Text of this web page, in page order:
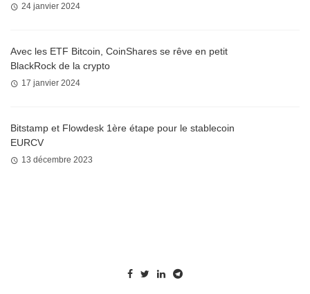
24 janvier 2024
Avec les ETF Bitcoin, CoinShares se rêve en petit
BlackRock de la crypto
17 janvier 2024
Bitstamp et Flowdesk 1ère étape pour le stablecoin
EURCV
13 décembre 2023